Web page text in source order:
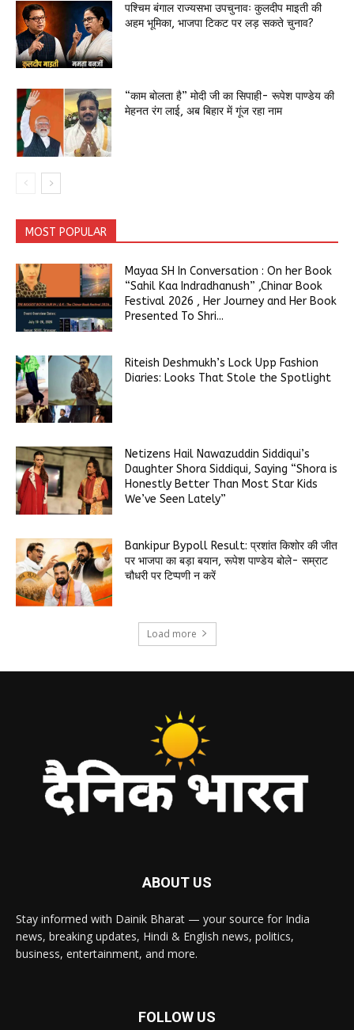
पश्चिम बंगाल राज्यसभा उपचुनावः कुलदीप माइती की
अहम भूमिका, भाजपा टिकट पर लड़ सकते चुनाव?
“काम बोलता है” मोदी जी का सिपाही- रूपेश पाण्डेय की
मेहनत रंग लाई, अब बिहार में गूंज रहा नाम
MOST POPULAR
Mayaa SH In Conversation : On her Book
“Sahil Kaa Indradhanush” ,Chinar Book
Festival 2026 , Her Journey and Her Book
Presented To Shri...
Riteish Deshmukh’s Lock Upp Fashion
Diaries: Looks That Stole the Spotlight
Netizens Hail Nawazuddin Siddiqui’s
Daughter Shora Siddiqui, Saying “Shora is
Honestly Better Than Most Star Kids
We’ve Seen Lately”
Bankipur Bypoll Result: प्रशांत किशोर की जीत
पर भाजपा का बड़ा बयान, रूपेश पाण्डेय बोले- सम्राट
चौधरी पर टिप्पणी न करें
Load more
ABOUT US
Stay informed with Dainik Bharat — your source for India
news, breaking updates, Hindi & English news, politics,
business, entertainment, and more.
FOLLOW US